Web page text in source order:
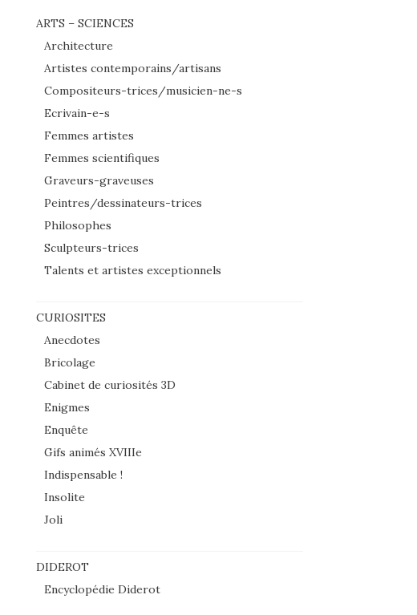
ARTS – SCIENCES
Architecture
Artistes contemporains/artisans
Compositeurs-trices/musicien-ne-s
Ecrivain-e-s
Femmes artistes
Femmes scientifiques
Graveurs-graveuses
Peintres/dessinateurs-trices
Philosophes
Sculpteurs-trices
Talents et artistes exceptionnels
CURIOSITES
Anecdotes
Bricolage
Cabinet de curiosités 3D
Enigmes
Enquête
Gifs animés XVIIIe
Indispensable !
Insolite
Joli
DIDEROT
Encyclopédie Diderot